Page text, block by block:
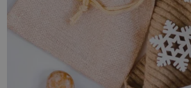
Co możesz w nich
do 5 g suszonej lawendy lub ziół,
symboliczne jajko lub zawieszkę
filcowy zajączek handmade,